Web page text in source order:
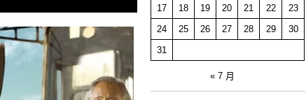
17
18 19 20 21 22
23
24
25 26 27 28 29
30
31
« 7 月